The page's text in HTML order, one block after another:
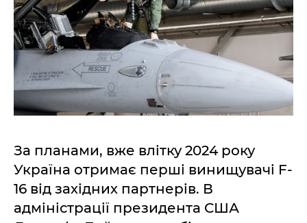
За планами, вже влітку 2024 року
Україна отримає перші винищувачі F-
16 від західних партнерів. В
адміністрації президента США